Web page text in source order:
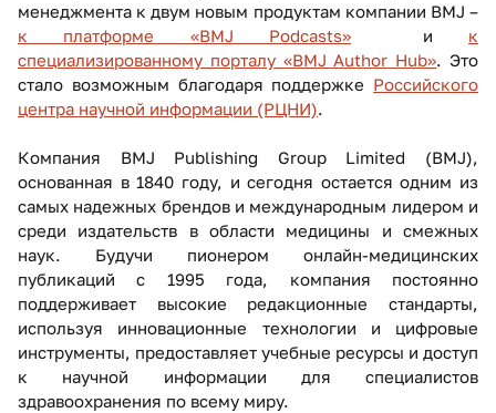
менеджмента к двум новым продуктам компании BMJ –
к платформе «BMJ Podcasts» и к
специализированному порталу «BMJ Author Hub». Это
стало возможным благодаря поддержке Российского
центра научной информации (РЦНИ).
Компания BMJ Publishing Group Limited (BMJ),
основанная в 1840 году, и сегодня остается одним из
самых надежных брендов и международным лидером и
среди издательств в области медицины и смежных
наук. Будучи пионером онлайн-медицинских
публикаций с 1995 года, компания постоянно
поддерживает высокие редакционные стандарты,
используя инновационные технологии и цифровые
инструменты, предоставляет учебные ресурсы и доступ
к научной информации для специалистов
здравоохранения по всему миру.